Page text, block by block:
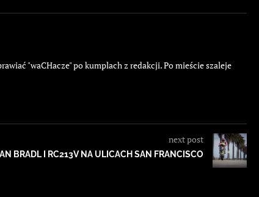
"waCHacze" po kumplach z redakcji. Po mieście szaleje
next post
BRADL I RC213V NA ULICACH SAN FRANCISCO